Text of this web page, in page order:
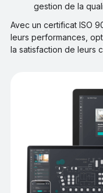
gestion de la
Avec un certificat ISO
leurs performances,
la satisfaction de leurs